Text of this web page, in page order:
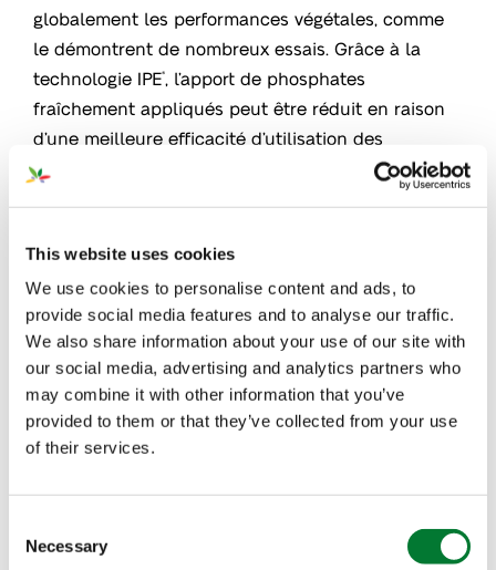
This website uses cookies
We use cookies to personalise content and ads, to
provide social media features and to analyse our traffic.
We also share information about your use of our site with
our social media, advertising and analytics partners who
may combine it with other information that you’ve
provided to them or that they’ve collected from your use
of their services.
Selection
Necessary
globalement les performances végétales, comme
le démontrent de nombreux essais. Grâce à la
technologie IPE®
, l’apport de phosphates
fraîchement appliqués peut être réduit en raison
d’une meilleure efficacité d’utilisation des
nutriments (NUE). Le produit est une solution
Augmente l'efficacité d'utilisation des nutriments
(NUE) dans les sols tant alcalins qu'acides
Améliore les performances générales des
plantes
Développé pour la fertirrigation et les apports au
sol
Favorise le développement des racines et des
pousses, permet d'obtenir des bourgeons de
grande qualité et renforce les performances